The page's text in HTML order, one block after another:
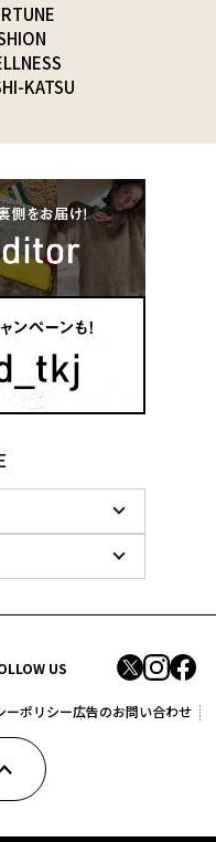
KATSU
US
ーポリシー広告のお問い合わせ